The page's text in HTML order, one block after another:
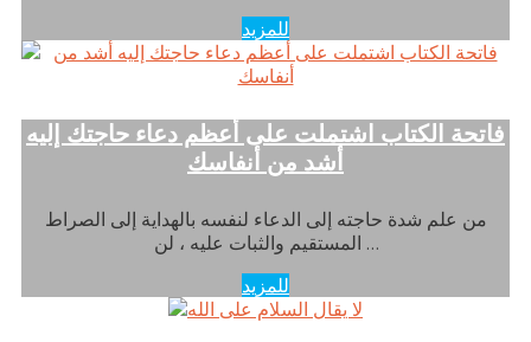
للمزيد
فاتحة الكتاب اشتملت على أعظم دعاء حاجتك إليه
أشد من أنفاسك
من علم شدة حاجته إلى الدعاء لنفسه بالهداية إلى الصراط
المستقيم والثبات عليه ، لن …
للمزيد